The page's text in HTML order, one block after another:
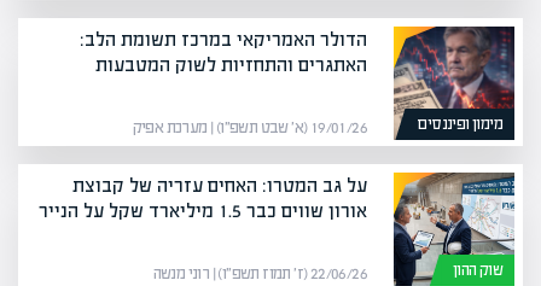
מימון ופיננסים
הדולר האמריקאי במרכז תשומת הלב:
האתגרים והתחזיות לשוק המטבעות
19/01/26 (א׳ שבט תשפ״ו) | מערכת אפיק
שוק ההון
על גב המטרו: האחים עזריה של קבוצת
אורון שווים כבר 1.5 מיליארד שקל על הנייר
22/06/26 (ז׳ תמוז תשפ״ו) | רוני מנשה